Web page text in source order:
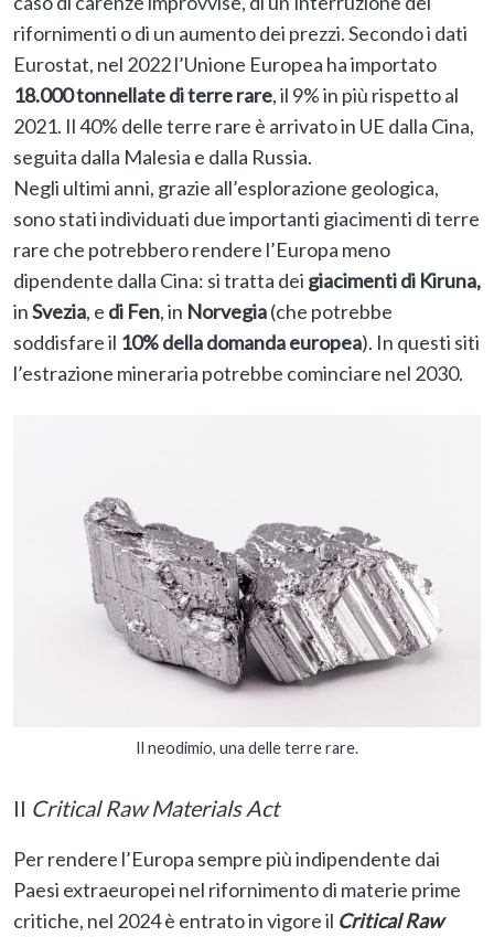
rifornimenti o di un aumento dei prezzi. Secondo i dati
Eurostat, nel 2022 l’Unione Europea ha importato
18.000 tonnellate di terre rare, il 9% in più rispetto al
2021. Il 40% delle terre rare è arrivato in UE dalla Cina,
seguita dalla Malesia e dalla Russia.
Negli ultimi anni, grazie all’esplorazione geologica,
sono stati individuati due importanti giacimenti di terre
rare che potrebbero rendere l’Europa meno
dipendente dalla Cina: si tratta dei giacimenti di Kiruna,
inSvezia, e di Fen, in Norvegia(che potrebbe
soddisfare il 10% della domanda europea). In questi siti
l’estrazione mineraria potrebbe cominciare nel 2030.
Il neodimio, una delle terre rare.
Il Critical Raw Materials Act
Per rendere l’Europa sempre più indipendente dai
Paesi extraeuropei nel rifornimento di materie prime
critiche, nel 2024 è entrato in vigore il Critical Raw